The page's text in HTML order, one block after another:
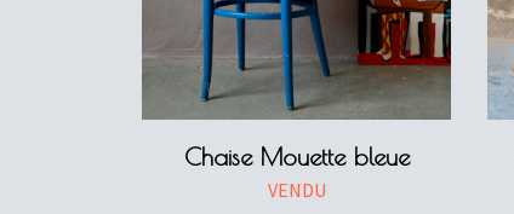
Chaise Mouette bleue
VENDU